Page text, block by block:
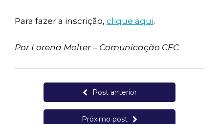
Para fazer a inscrição, clique aqui.
Por Lorena Molter – Comunicação CFC
Post anterior
Próximo post